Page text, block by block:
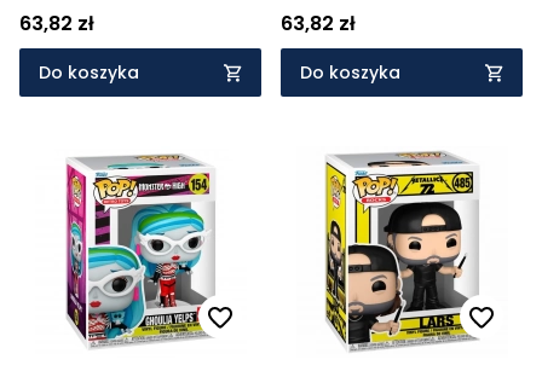
63,82 zł
Do koszyka
63,82 zł
Do koszyka